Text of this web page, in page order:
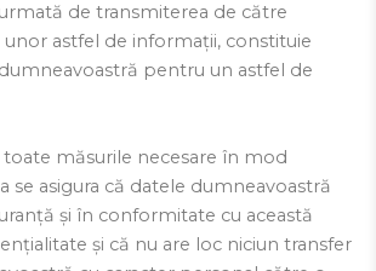
de transmiterea de către
astfel de informații, constituie
pentru un astfel de
toate măsurile necesare în mod
se asigura că datele dumneavoastră
și în conformitate cu această
și că nu are loc niciun transfer